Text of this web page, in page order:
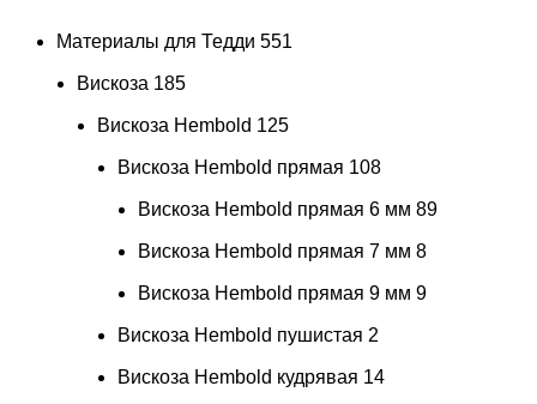
Материалы для Тедди 551
Вискоза 185
Вискоза Hembold 125
Вискоза Hembold прямая 108
Вискоза Hembold прямая 6 мм 89
Вискоза Hembold прямая 7 мм 8
Вискоза Hembold прямая 9 мм 9
Вискоза Hembold пушистая 2
Вискоза Hembold кудрявая 14